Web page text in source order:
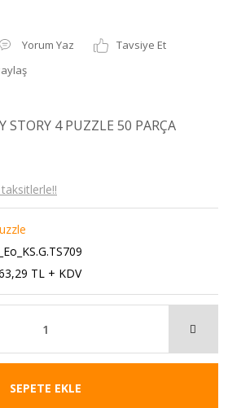
Yorum Yaz
Tavsiye Et
4 PUZZLE 50 PARÇA
TL + KDV
SEPETE EKLE